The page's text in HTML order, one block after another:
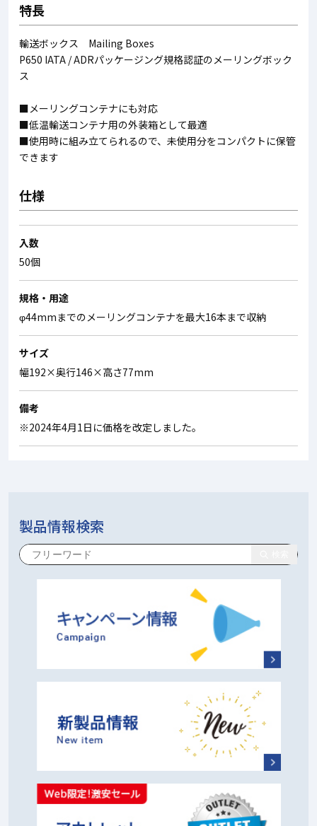
特長
輸送ボックス Mailing Boxes
P650 IATA / ADRパッケージング規格認証のメーリングボック
ス
■メーリングコンテナにも対応
■低温輸送コンテナ用の外装箱として最適
■使用時に組み立てられるので、未使用分をコンパクトに保管
できます
仕様
入数
50個
規格・用途
φ44mmまでのメーリングコンテナを最大16本まで収納
サイズ
幅192×奥行146×高さ77mm
備考
※2024年4月1日に価格を改定しました。
製品情報検索